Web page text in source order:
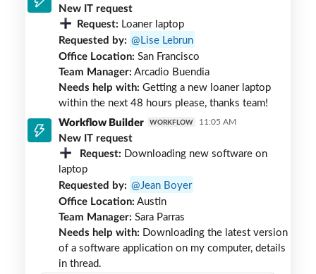
New IT request
Request: Loaner laptop
Requested by:
Lise Lebrun
Office Location: San Francisco
Team Manager: Arcadio Buendia
Needs help with: Getting a new loaner laptop
within the next 48 hours please, thanks team!
Workflow Builder
WORKFLOW 11:05 AM
New IT request
Request: Downloading new software on
laptop
Requested by:
Jean Boyer
Office Location: Austin
Team Manager: Sara Parras
Needs help with: Downloading the latest version
of a software application on my computer, details
in thread.